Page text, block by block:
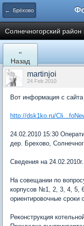
← Брёхово
Cолнечногорский
«
Назад
martinjoi
24 Feb 2010
Вот информация с
http://dsk1ko.ru/
24.02.2010 15:30
дер. Брехово,
Сведения на 24.02.2010г.
На совещании по
корпусов №1, 2, 3, 4, 5,
ориентировочные сроки
Реконструкция